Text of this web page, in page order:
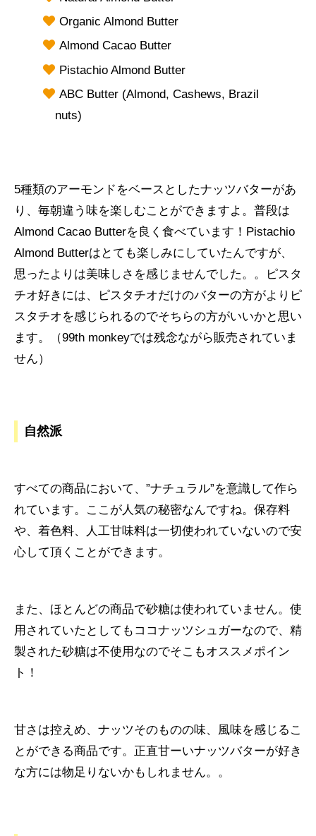
Organic Almond Butter
Almond Cacao Butter
Pistachio Almond Butter
ABC Butter (Almond, Cashews, Brazil
nuts)
5種類のアーモンドをベースとしたナッツバターがあ
り、毎朝違う味を楽しむことができますよ。普段は
Almond Cacao Butterを良く食べています！Pistachio
Almond Butterはとても楽しみにしていたんですが、
思ったよりは美味しさを感じませんでした。。ピスタ
チオ好きには、ピスタチオだけのバターの方がよりピ
スタチオを感じられるのでそちらの方がいいかと思い
ます。（99th monkeyでは残念ながら販売されていま
せん）
自然派
すべての商品において、”ナチュラル”を意識して作ら
れています。ここが人気の秘密なんですね。保存料
や、着色料、人工甘味料は一切使われていないので安
心して頂くことができます。
また、ほとんどの商品で砂糖は使われていません。使
用されていたとしてもココナッツシュガーなので、精
製された砂糖は不使用なのでそこもオススメポイン
ト！
甘さは控えめ、ナッツそのものの味、風味を感じるこ
とができる商品です。正直甘ーいナッツバターが好き
な方には物足りないかもしれません。。